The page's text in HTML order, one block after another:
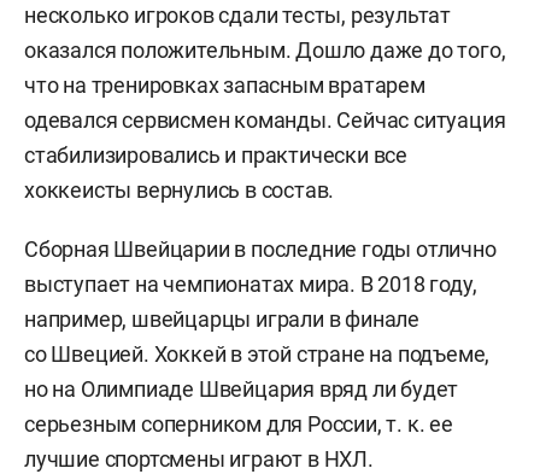
несколько игроков сдали тесты, результат
оказался положительным. Дошло даже до того,
что на тренировках запасным вратарем
одевался сервисмен команды. Сейчас ситуация
стабилизировались и практически все
хоккеисты вернулись в состав.
Сборная Швейцарии в последние годы отлично
выступает на чемпионатах мира. В 2018 году,
например, швейцарцы играли в финале
со Швецией. Хоккей в этой стране на подъеме,
но на Олимпиаде Швейцария вряд ли будет
серьезным соперником для России, т. к. ее
лучшие спортсмены играют в НХЛ.